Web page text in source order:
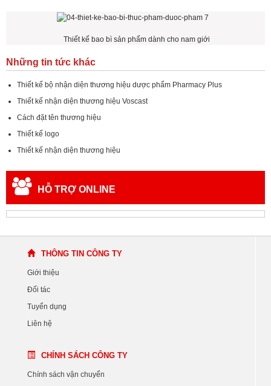
Thiết kế bao bì sản phẩm dành cho nam giới
Những tin tức khác
Thiết kế bộ nhận diện thương hiệu dược phẩm Pharmacy Plus
Thiết kế nhận diện thương hiệu Voscast
Cách đặt tên thương hiệu
Thiết kế logo
Thiết kế nhận diện thương hiệu
HỖ TRỢ ONLINE
THÔNG TIN CÔNG TY
Giới thiệu
Đối tác
Tuyển dụng
Liên hệ
CHÍNH SÁCH CÔNG TY
Chính sách vận chuyển